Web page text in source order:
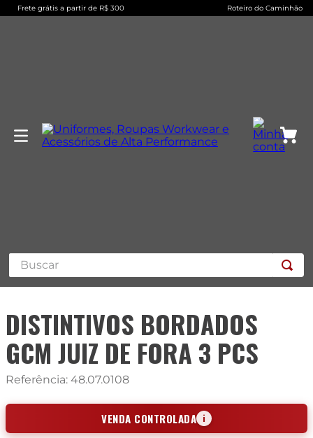
Frete grátis a partir de R$ 300 Roteiro do Caminhão
Buscar
DISTINTIVOS BORDADOS
GCM JUIZ DE FORA 3 PCS
Referência: 48.07.0108
VENDA CONTROLADA i